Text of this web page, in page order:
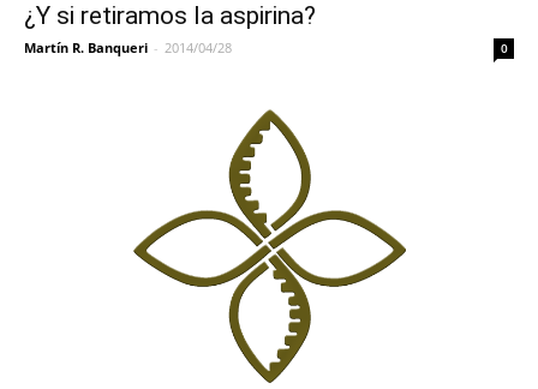
¿Y si retiramos la aspirina?
Martín R. Banqueri - 2014/04/28 0